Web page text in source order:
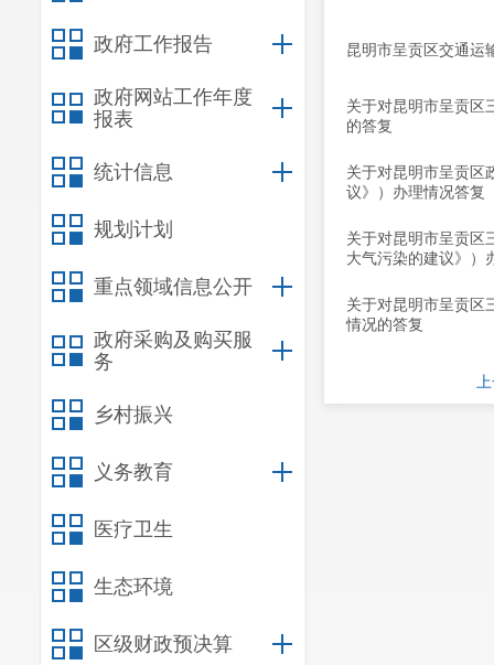
政府工作报告
政府网站工作年度
报表
统计信息
规划计划
重点领域信息公开
政府采购及购买服
务
乡村振兴
义务教育
医疗卫生
生态环境
区级财政预决算
昆明市呈贡区交通运
关于对昆明市呈贡区
的答复
关于对昆明市呈贡区
议》）办理情况答复
关于对昆明市呈贡区
大气污染的建议》）
关于对昆明市呈贡区
情况的答复